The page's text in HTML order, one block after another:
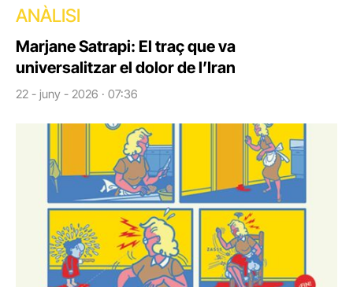
ANÀLISI
Marjane Satrapi: El traç que va
universalitzar el dolor de l’Iran
22 - juny - 2026 · 07:36